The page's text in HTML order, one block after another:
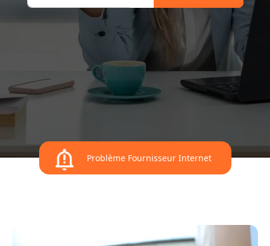
Problème Fournisseur Internet